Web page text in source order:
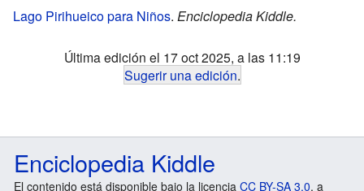
Lago Pirihueico para Niños. Enciclopedia Kiddle.
Última edición el 17 oct 2025, a las 11:19
Sugerir una edición.
Enciclopedia Kiddle
El contenido está disponible bajo la licencia CC BY-SA 3.0, a